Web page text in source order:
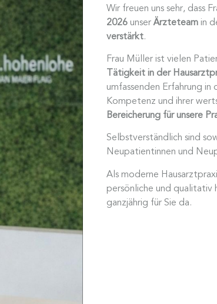
Wir freuen uns sehr, dass
2026 unserÄrzteteam in
verstärkt.
Frau Müller ist vielen
Tätigkeit in der
umfassenden Erfahrung in
Kompetenz und ihrer
Bereicherung für unsere
Selbstverständlich sind
Neupatientinnen und
Als moderne
persönliche und qualitativ
ganzjährig für Sie da.